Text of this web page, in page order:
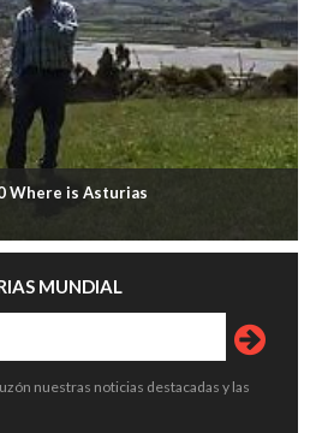
Where is Asturias
MUNDIAL
nuestras noticias destacadas y las